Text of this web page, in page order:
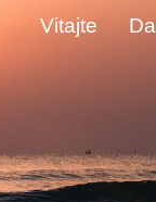
Vitajte